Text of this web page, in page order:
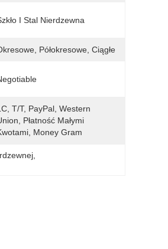
I Stal Nierdzewna
Półokresowe, Ciągłe
T/T, PayPal, Western
Płatność Małymi
Money Gram